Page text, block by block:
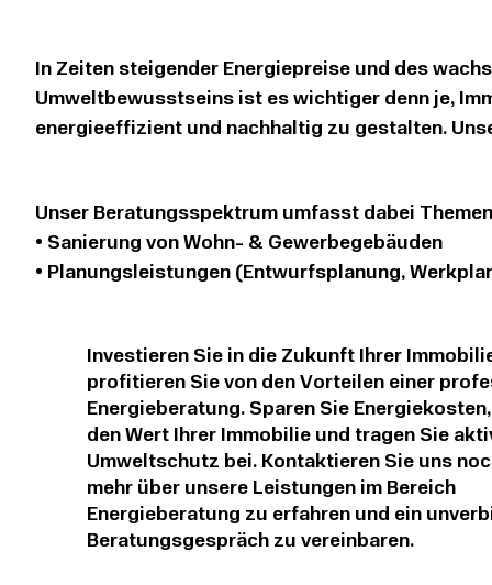
In Zeiten steigender Energiepreise und des
Umweltbewusstseins ist es wichtiger denn je,
energieeffizient und nachhaltig zu gestalten.
senken, während Sie gleichzeitig einen Beitrag
leisten.
Energieeffizienz bewerten. Dabei identifizieren
Schwachstellen, wie etwa unzureichende
Heizungsanlagen oder ineffiziente Beleuchtung.
Erkenntnisse entwickeln wir individuelle und
Lösungsvorschläge, um den Energieverbrauch
die Umweltverträglichkeit Ihrer Immobilie zu
Unser Beratungsspektrum umfasst dabei
• Sanierung von Wohn- & Gewerbegebäuden
• Planungsleistungen (Entwurfsplanung,
Gewerbegebäude)
• Wärmedämmung und Gebäudehülle
• Heizungs- und Lüftungssysteme
• Erneuerbare Energien und alternative
• Energieeffiziente Beleuchtung und
• Optimierung von Strom-, Gas- und
• Fördermittel und Finanzierungsmöglichkeiten
Investieren Sie in die Zukunft Ihrer
profitieren Sie von den Vorteilen einer
Energieberatung. Sparen Sie
den Wert Ihrer Immobilie und tragen Sie
Umweltschutz bei. Kontaktieren Sie uns
mehr über unsere Leistungen im Bereich
Energieberatung zu erfahren und ein
Beratungsgespräch zu vereinbaren.